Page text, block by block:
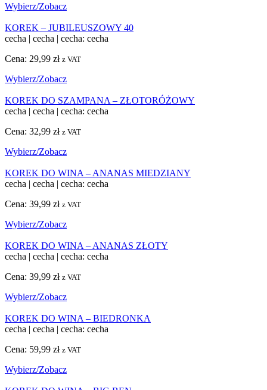
Wybierz/Zobacz
KOREK – JUBILEUSZOWY 40
cecha | cecha | cecha: cecha
Cena: 29,99 zł z VAT
Wybierz/Zobacz
KOREK DO SZAMPANA – ZŁOTORÓŻOWY
cecha | cecha | cecha: cecha
Cena: 32,99 zł z VAT
Wybierz/Zobacz
KOREK DO WINA – ANANAS MIEDZIANY
cecha | cecha | cecha: cecha
Cena: 39,99 zł z VAT
Wybierz/Zobacz
KOREK DO WINA – ANANAS ZŁOTY
cecha | cecha | cecha: cecha
Cena: 39,99 zł z VAT
Wybierz/Zobacz
KOREK DO WINA – BIEDRONKA
cecha | cecha | cecha: cecha
Cena: 59,99 zł z VAT
Wybierz/Zobacz